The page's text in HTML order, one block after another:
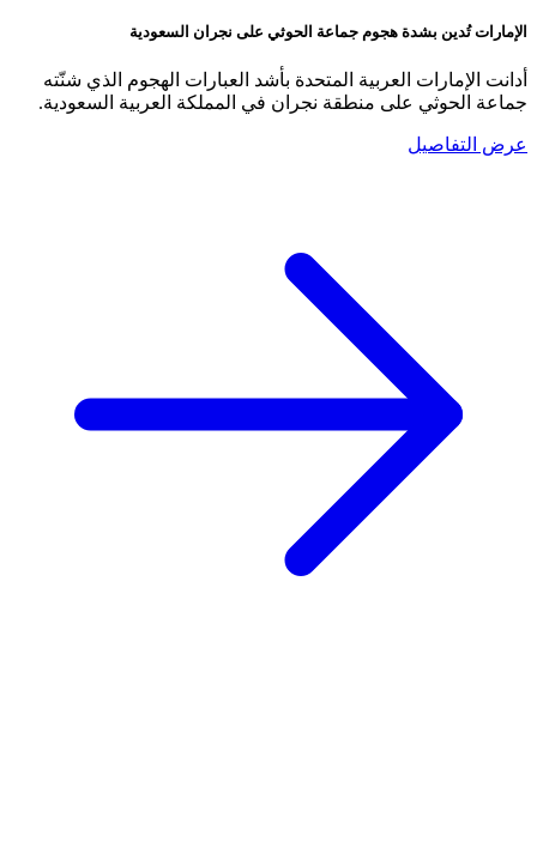
الإمارات تُدين بشدة هجوم جماعة الحوثي على نجران السعودية
أدانت الإمارات العربية المتحدة بأشد العبارات الهجوم الذي شنّته
جماعة الحوثي على منطقة نجران في المملكة العربية السعودية.
عرض التفاصيل